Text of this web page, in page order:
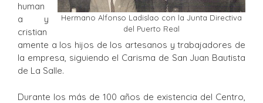
Hermano Alfonso Ladislao con la Junta Directiva
del Puerto Real
human
a y
cristian
amente a los hijos de los artesanos y trabajadores de
la empresa, siguiendo el Carisma de San Juan Bautista
de La Salle.
Durante los más de 100 años de existencia del Centro,